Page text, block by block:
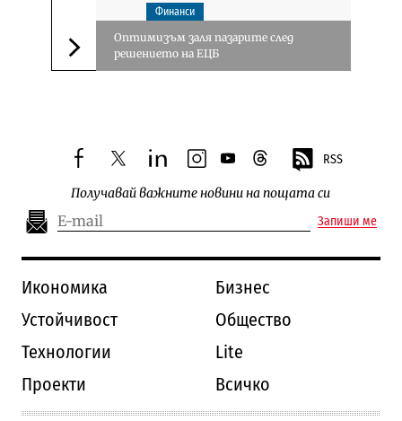
Следваща новина
Финанси
Оптимизъм заля пазарите след
решението на ЕЦБ
facebooktwitterlinkedininstagram
youtubethreads RSS
Получавай важните новини на пощата си
Запиши ме
Икономика
Бизнес
Устойчивост
Общество
Технологии
Lite
Проекти
Всичко